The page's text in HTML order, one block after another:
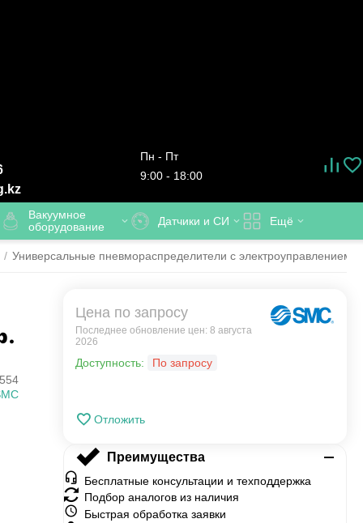
Пн - Пт
9:00 - 18:00
Вакуумное
оборудование
Датчики и СИ Ещё
/ Универсальные пневмораспределители с электроуправлением
Цена по запросу
Последнее обновление цен: 8 августа
2026
Доступность: По запросу
Отложить
Преимущества
Бесплатные консультации и техподдержка
Подбор аналогов из наличия
Быстрая обработка заявки